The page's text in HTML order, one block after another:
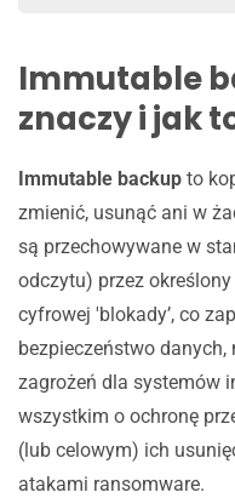
Zalety wdrożenia
Na co zwrócić
Porównanie
Jak wdrożyć
zapasowej?
Najlepsze
backup
Immutable
znaczy i jak
Immutable backup to
zmienić, usunąć ani w
są przechowywane w
odczytu) przez
cyfrowej 'blokady’, co
bezpieczeństwo
zagrożeń dla systemów
wszystkim o ochronę
(lub celowym) ich
atakami ransomware.